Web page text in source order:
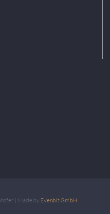
| Made by Evenbit GmbH